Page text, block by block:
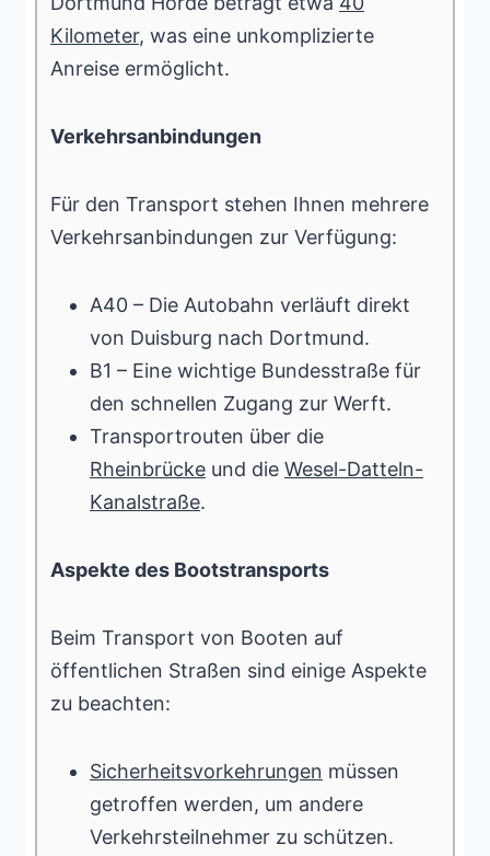
Kilometer, was eine unkomplizierte
Anreise ermöglicht.
Verkehrsanbindungen
Für den Transport stehen Ihnen mehrere
Verkehrsanbindungen zur Verfügung:
A40 – Die Autobahn verläuft direkt
von Duisburg nach Dortmund.
B1 – Eine wichtige Bundesstraße für
den schnellen Zugang zur Werft.
Transportrouten über die
Rheinbrücke und die Wesel-Datteln-
Kanalstraße.
Aspekte des Bootstransports
Beim Transport von Booten auf
öffentlichen Straßen sind einige Aspekte
zu beachten:
Sicherheitsvorkehrungen müssen
getroffen werden, um andere
Verkehrsteilnehmer zu schützen.